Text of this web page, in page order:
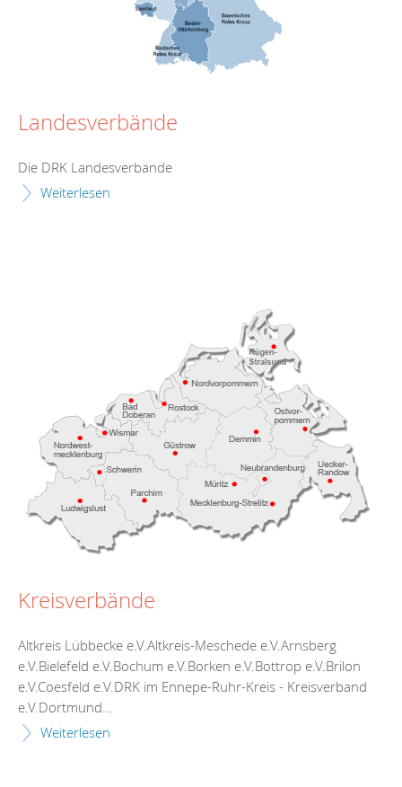
Landesverbände
Die DRK Landesverbände
Weiterlesen
Kreisverbände
Altkreis Lübbecke e.V.Altkreis-Meschede e.V.Arnsberg
e.V.Bielefeld e.V.Bochum e.V.Borken e.V.Bottrop e.V.Brilon
e.V.Coesfeld e.V.DRK im Ennepe-Ruhr-Kreis - Kreisverband
e.V.Dortmund...
Weiterlesen